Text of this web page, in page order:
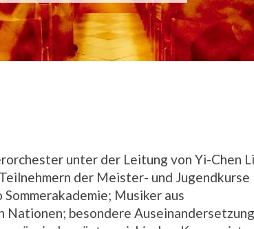
unter der Leitung von Yi-Chen
der Meister- und Jugendkurse
Musiker aus
Nationen; besondere Auseinandersetzung